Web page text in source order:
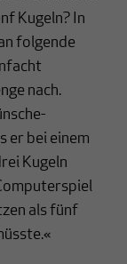
Kugeln? In
folgende
nach.
er bei einem
Kugeln
als fünf